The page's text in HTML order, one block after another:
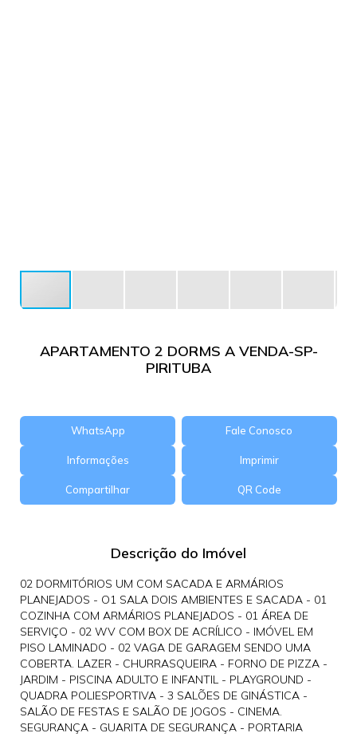
APARTAMENTO 2 DORMS A VENDA-SP-
PIRITUBA
WhatsApp Fale Conosco
Informações Imprimir
Compartilhar QR Code
Descrição do Imóvel
02 DORMITÓRIOS UM COM SACADA E ARMÁRIOS
PLANEJADOS - O1 SALA DOIS AMBIENTES E SACADA - 01
COZINHA COM ARMÁRIOS PLANEJADOS - 01 ÁREA DE
SERVIÇO - 02 WV COM BOX DE ACRÍLICO - IMÓVEL EM
PISO LAMINADO - 02 VAGA DE GARAGEM SENDO UMA
COBERTA. LAZER - CHURRASQUEIRA - FORNO DE PIZZA -
JARDIM - PISCINA ADULTO E INFANTIL - PLAYGROUND -
QUADRA POLIESPORTIVA - 3 SALÕES DE GINÁSTICA -
SALÃO DE FESTAS E SALÃO DE JOGOS - CINEMA.
SEGURANÇA - GUARITA DE SEGURANÇA - PORTARIA